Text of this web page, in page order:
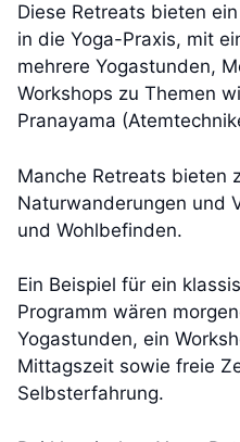
Diese Retreats bieten
in die Yoga-Praxis, mit
mehrere Yogastunden,
Workshops zu Themen
Pranayama
Manche Retreats bieten
Naturwanderungen und
und Wohlbefinden.
Ein Beispiel für ein
Programm wären
Yogastunden, ein
Mittagszeit sowie freie
Selbsterfahrung.